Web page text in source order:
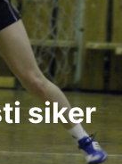
siker